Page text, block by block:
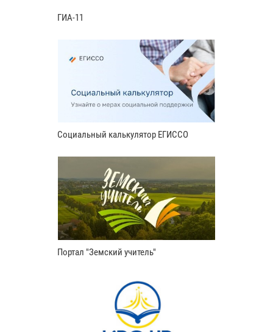
ГИА-11
Социальный калькулятор ЕГИССО
Портал "Земский учитель"